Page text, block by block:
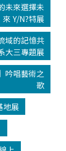
未來選擇未
來 Y/N?特展
域的記憶共
大三專題展
吟唱藝術之
歌
地展